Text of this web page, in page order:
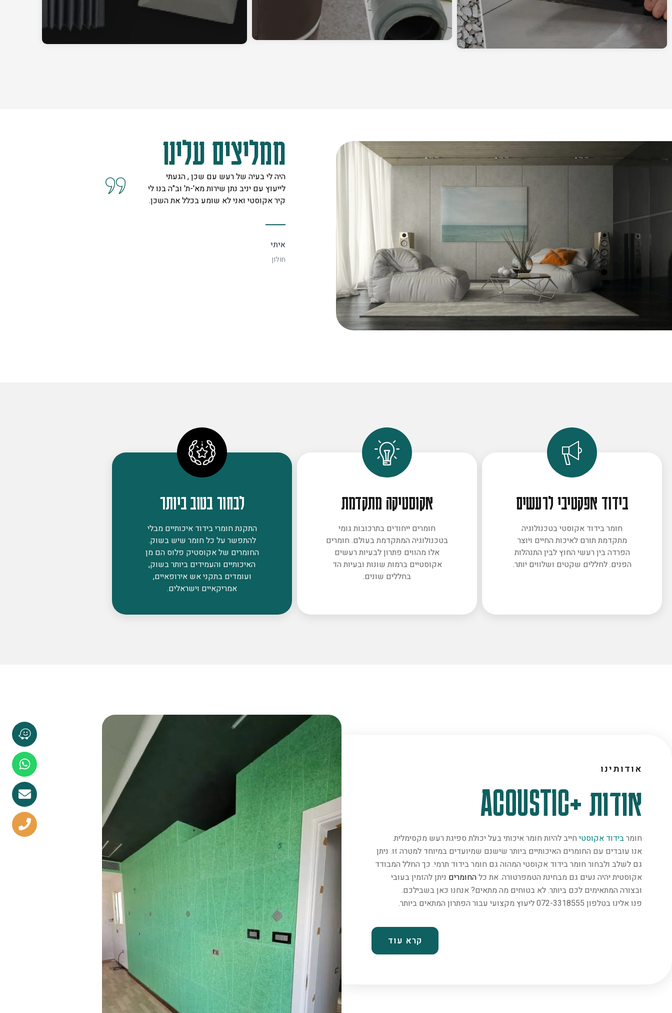
ממליצים עלינו
מקום של מקצוענים על לב טוב ורצון אדיר
לתת מענה לכל לקוח. אצלם מצאתי את
דב
היה לי בעיה של רעש עם שכן , הגעתי
לייעוץ עם יניב נתן שירות מא'-ת' וב"ה בנו לי
קיר אקוסטי ואני לא שומע בכלל את השכן.
איתי
חולון
בידוד אפקטיבי לרעשים
חומר בידוד אקוסטי בטכנולוגיה
מתקדמת תורם לאיכות החיים ויוצר
הפרדה בין רעשי החוץ לבין התנהלות
הפנים. לחללים שקטים ושלווים יותר.
אקוסטיקה מתקדמת
חומרים ייחודים בתרכובות גומי
בטכנולוגיה המתקדמת בעולם. חומרים
אלו מהווים פתרון לבעיות רעשים
אקוסטיים ברמות שונות ובעיות הד
בחללים שונים.
לבחור בטוב ביותר
התקנת חומרי בידוד איכותיים מבלי
להתפשר על כל חומר שיש בשוק.
החומרים של אקוסטיק פלוס הם מן
האיכותיים והעמידים ביותר בשוק,
ועומדים בתקני אש אירופאיים,
אמריקאיים וישראלים.
אודותינו
אודות +ACOUSTIC
חומרבידוד אקוסטי חייב להיות חומר איכותי בעל יכולת ספיגת רעש מקסימלית.
אנו עובדים עם החומרים האיכותיים ביותר שישנם שמיועדים במיוחד למטרה זו. ניתן
גם לשלב ולבחור חומר בידוד אקוסטי המהוה גם חומר בידוד תרמי. כך החלל המבודד
אקוסטית יהיה נעים גם מבחינת הטמפרטורה. את כלהחומרים ניתן להזמין בעובי
ובצורה המתאימים לכם ביותר. לא בטוחים מה מתאים? אנחנו כאן בשבילכם.
פנו אלינו בטלפון 072-3318555 ליעוץ מקצועי עבור הפתרון המתאים ביותר.
קרא עוד